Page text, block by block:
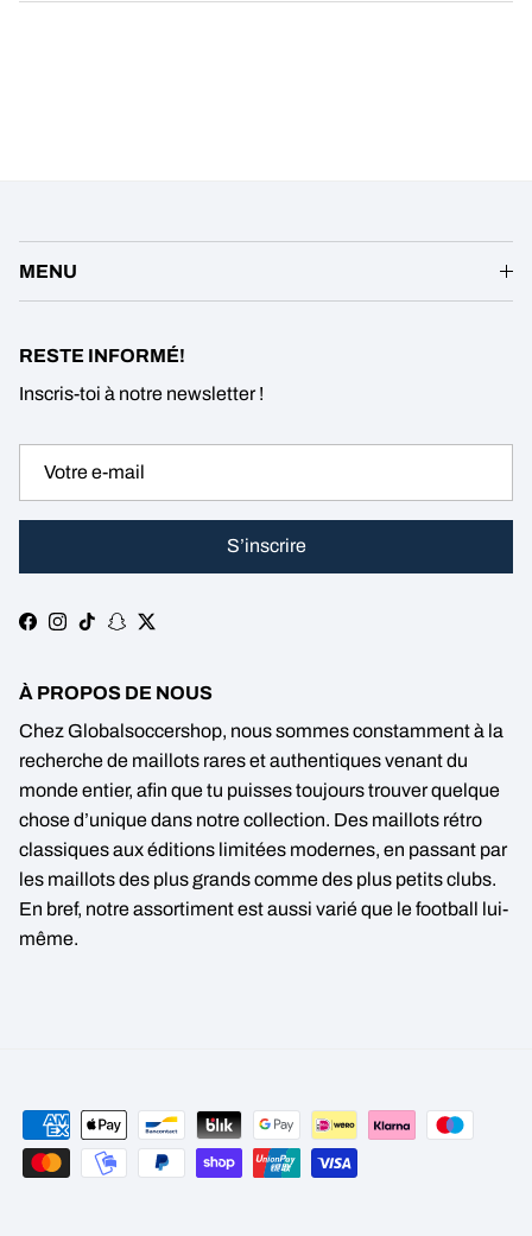
MENU
RESTE INFORMÉ!
Inscris-toi à notre newsletter !
S’inscrire
Facebook
Instagram
TikTokSnapchat
Twitter
À PROPOS DE NOUS
Chez Globalsoccershop, nous sommes constamment à la
recherche de maillots rares et authentiques venant du
monde entier, afin que tu puisses toujours trouver quelque
chose d’unique dans notre collection. Des maillots rétro
classiques aux éditions limitées modernes, en passant par
les maillots des plus grands comme des plus petits clubs.
En bref, notre assortiment est aussi varié que le football lui-
même.